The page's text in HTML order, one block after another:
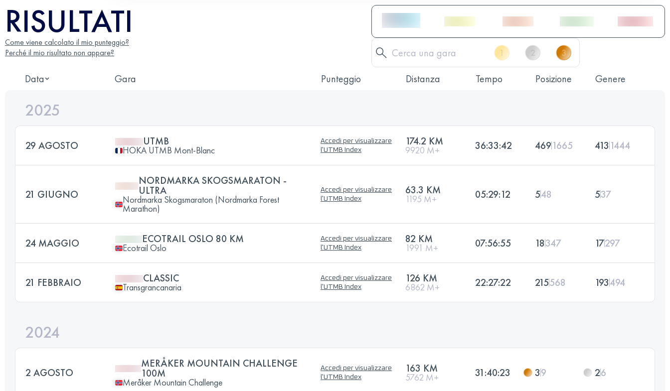
RISULTATI
Come viene calcolato il mio punteggio?
Perché il mio risultato non appare?
Data Gara Punteggio Distanza Tempo Posizione Genere
2025
29 AGOSTO UTMB
HOKA UTMB Mont-Blanc
Accedi per visualizzare
l'UTMB Index
174.2 KM
9920 M+ 36:33:42 4691665 413 1444
21 GIUGNO
NORDMARKA SKOGSMARATON -
ULTRA
Nordmarka Skogsmaraton (Nordmarka Forest
Marathon)
Accedi per visualizzare
l'UTMB Index
63.3 KM
1195 M+ 05:29:12 548 537
24 MAGGIO ECOTRAIL OSLO 80 KM
Ecotrail Oslo
Accedi per visualizzare
l'UTMB Index
82 KM
1991 M+ 07:56:55 18347 17297
21 FEBBRAIO CLASSIC
Transgrancanaria
Accedi per visualizzare
l'UTMB Index
126 KM
6862 M+ 22:27:22 215568 193494
2024
2 AGOSTO
MERÅKER MOUNTAIN CHALLENGE
100M
Meråker Mountain Challenge
Accedi per visualizzare
l'UTMB Index
163 KM
5762 M+ 31:40:23 39 26